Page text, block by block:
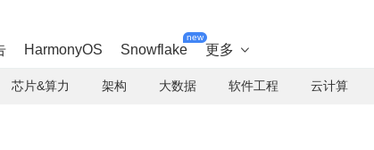
HarmonyOS Snowflake
new
更多 
芯片&算力 架构 大数据 软件工程 云计算